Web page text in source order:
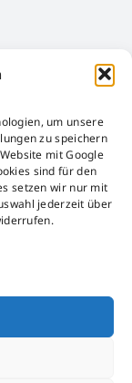
um unsere
zu speichern
mit Google
sind für den
setzen wir nur mit
jederzeit über